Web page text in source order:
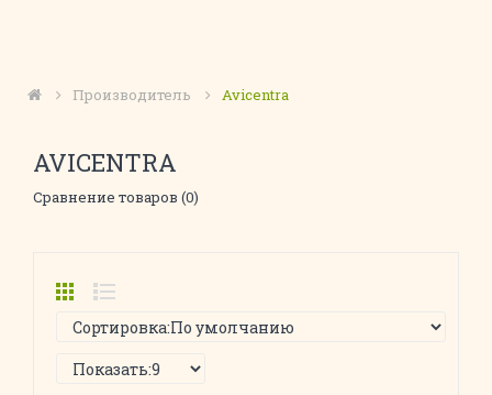
Производитель Avicentra
AVICENTRA
Сравнение товаров (0)